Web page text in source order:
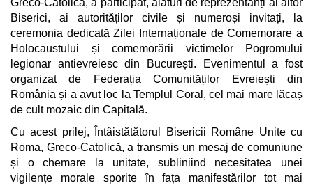
Biserici, ai autorităților civile și numeroși invitați, la
ceremonia dedicată Zilei Internaționale de Comemorare a
Holocaustului și comemorării victimelor Pogromului
legionar antievreiesc din București. Evenimentul a fost
organizat de
Federația Comunităților Evreiești din
România și a avut loc la Templul Coral , cel mai mare lăcaș
de cult mozaic din Capitală.
Cu acest prilej, Întâistătătorul Bisericii Române Unite cu
Roma, Greco-Catolică, a transmis un mesaj de comuniune
și o chemare la unitate, subliniind necesitatea unei
vigilențe morale sporite în fața manifestărilor tot mai